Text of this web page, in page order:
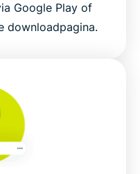
Google Play of
downloadpagina.